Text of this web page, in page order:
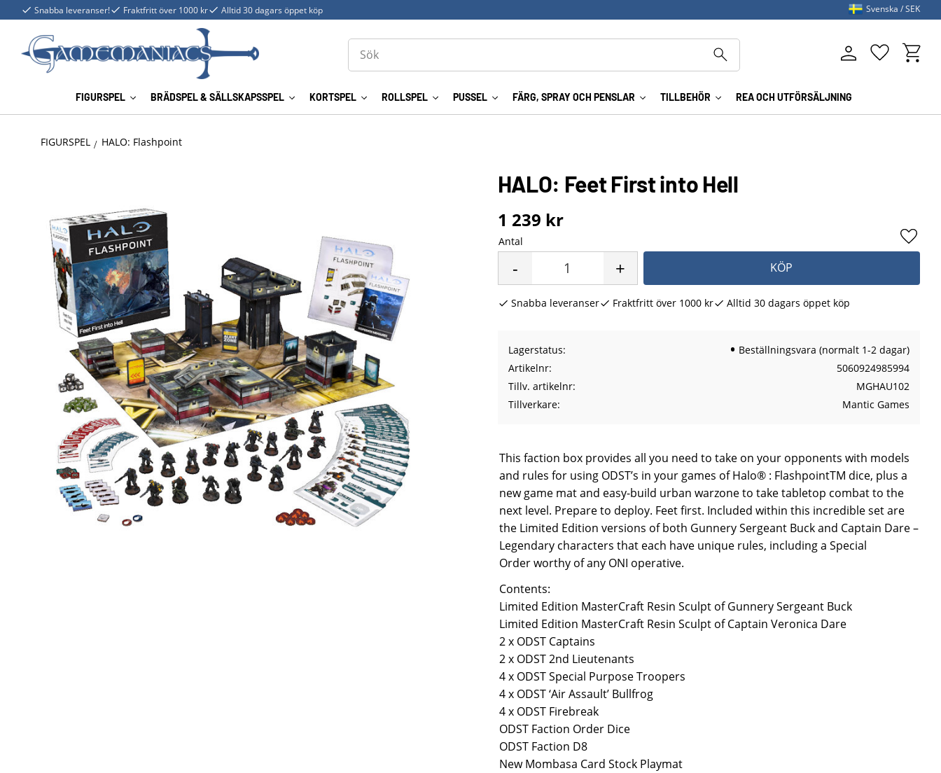
Snabba leveranser! Fraktfritt över 1000 kr Alltid 30 dagars öppet köp
FIGURSPEL BRÄDSPEL & SÄLLSKAPSSPEL KORTSPEL ROLLSPEL PUSSEL FÄRG, SPRAY OCH PENSLAR TILLBEHÖR REA OCH UTFÖRSÄLJNING
Favoriter
Svenska SEK
FIGURSPEL HALO: Flashpoint
HALO: Feet First into Hell
1 239 kr
Antal
+
- KÖP
Lägg
Snabba leveranser Fraktfritt över 1000 kr Alltid 30 dagars öppet köp
Lagerstatus
Beställningsvara (normalt 1-2 dagar)
Artikelnr
5060924985994
Tillv. artikelnr
MGHAU102
Tillverkare
Mantic Games
This faction box provides all you need to take on your opponents with models
and rules for using ODST’s in your games of Halo® : FlashpointTM dice, plus a
new game mat and easy-build urban warzone to take tabletop combat to the
next level. Prepare to deploy. Feet first. Included within this incredible set are
the Limited Edition versions of both Gunnery Sergeant Buck and Captain Dare –
Legendary characters that each have unique rules, including a Special
Order worthy of any ONI operative.
Contents:
Limited Edition MasterCraft Resin Sculpt of Gunnery Sergeant Buck
Limited Edition MasterCraft Resin Sculpt of Captain Veronica Dare
2 x ODST Captains
2 x ODST 2nd Lieutenants
4 x ODST Special Purpose Troopers
4 x ODST ‘Air Assault’ Bullfrog
4 x ODST Firebreak
ODST Faction Order Dice
ODST Faction D8
New Mombasa Card Stock Playmat